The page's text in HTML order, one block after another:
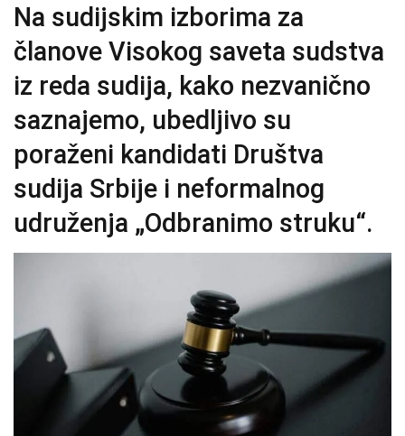
Na sudijskim izborima za
članove Visokog saveta sudstva
iz reda sudija, kako nezvanično
saznajemo, ubedljivo su
poraženi kandidati Društva
sudija Srbije i neformalnog
udruženja „Odbranimo struku“.